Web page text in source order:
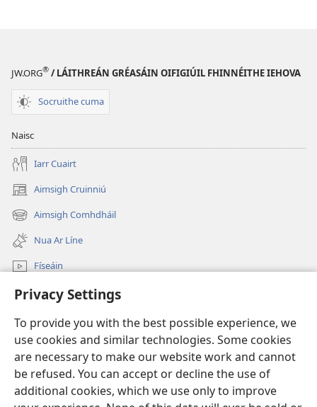
Privacy Settings
To provide you with the best possible experience, we
use cookies and similar technologies. Some cookies
are necessary to make our website work and cannot
be refused. You can accept or decline the use of
additional cookies, which we use only to improve
JW.ORG® / LÁITHREÁN GRÉASÁIN OIFIGIÚIL FHINNÉITHE IEHOVA
Socruithe cuma
Naisc
Iarr Cuairt
Aimsigh Cruinniú
(opens
new
window)
Aimsigh Comhdháil
(opens
new
window)
Nua Ar Líne
Físeáin
Cuardaigh
Síntiúis
(opens
new
window)Watchtower—Leabharlann ar Líne
(opens
new
window)JW Hub ®
(opens